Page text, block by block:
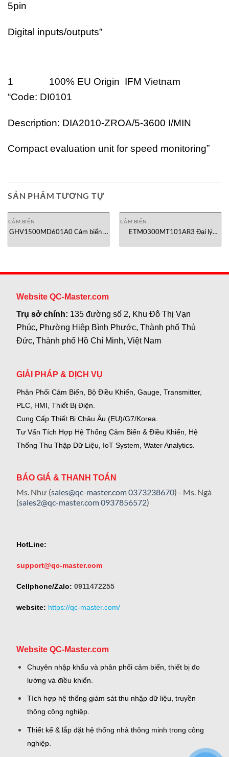
5pin
Digital inputs/outputs”
1 100% EU Origin IFM Vietnam
“Code: DI0101
Description: DIA2010-ZROA/5-3600 I/MIN
Compact evaluation unit for speed monitoring”
SẢN PHẨM TƯƠNG TỰ
CẢM BIẾN
GHV1500MD601A0 Cảm biến vị
CẢM BIẾN
ETM0300MT101AR3 Đại lý
Website QC-Master.com
Trụ sở chính: 135 đường số 2, Khu Đô Thị Vạn
Phúc, Phường Hiệp Bình Phước, Thành phố Thủ
Đức, Thành phố Hồ Chí Minh, Việt Nam
GIẢI PHÁP & DỊCH VỤ
Phân Phối Cảm Biến, Bộ Điều Khiển, Gauge, Transmitter,
PLC, HMI, Thiết Bị Điện.
Cung Cấp Thiết Bị Châu Âu (EU)/G7/Korea.
Tư Vấn Tích Hợp Hệ Thống Cảm Biến & Điều Khiển, Hệ
Thống Thu Thập Dữ Liệu, IoT System, Water Analytics.
BÁO GIÁ & THANH TOÁN
Ms. Như (sales@qc-master.com0373238670) - Ms. Ngà
(sales2@qc-master.com0937856572)
HotLine:
support@qc-master.com
Cellphone/Zalo: 0911472255
website: https://qc-master.com/
Website QC-Master.com
Chuyên nhập khẩu và phân phối cảm biến, thiết bị đo
lường và điều khiển.
Tích hợp hệ thống giám sát thu nhập dữ liệu, truyền
thông công nghiệp.
Thiết kế & lắp đặt hệ thống nhà thông minh trong công
nghiệp.